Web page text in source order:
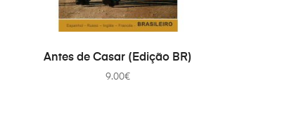
COMPRAR
Antes de Casar (Edição BR)
9.00€